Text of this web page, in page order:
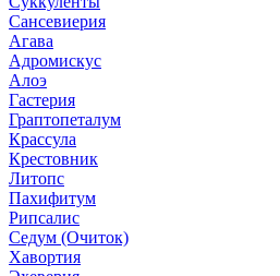
Сансевиерия
Агава
Адромискус
Алоэ
Гастерия
Граптопеталум
Крассула
Крестовник
Литопс
Пахифитум
Рипсалис
Седум (Очиток)
Хавортия